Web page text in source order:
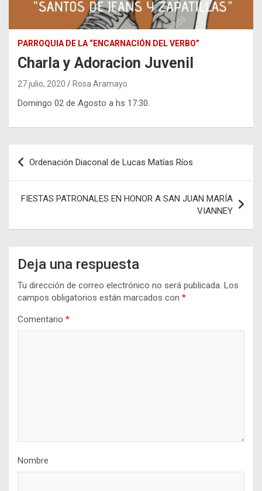
PARROQUIA DE LA “ENCARNACIÓN DEL VERBO”
Charla y Adoracion Juvenil
27 julio, 2020 Rosa Aramayo
Domingo 02 de Agosto a hs 17:30.
Navegación
de
entradas
Ordenación Diaconal de Lucas Matías Ríos
FIESTAS PATRONALES EN HONOR A SAN JUAN MARÍA
VIANNEY
Deja una respuesta
Tu dirección de correo electrónico no será publicada. Los
campos obligatorios están marcados con *
Comentario *
Nombre